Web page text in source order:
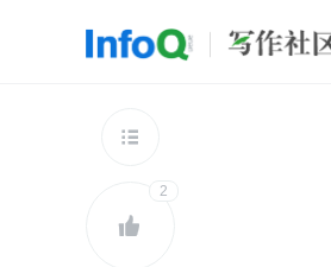
查看更多


2